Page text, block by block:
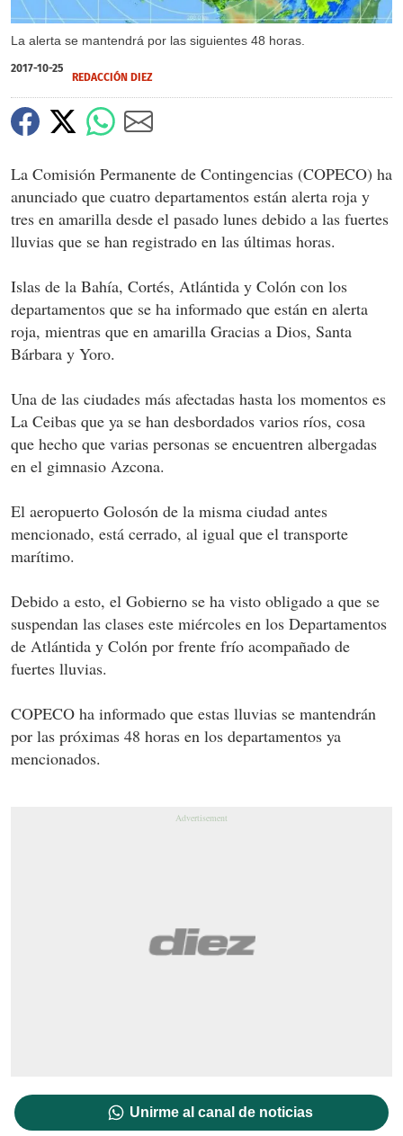
La alerta se mantendrá por las siguientes 48 horas.
2017-10-25
REDACCIÓN DIEZ
La Comisión Permanente de Contingencias (COPECO) ha
anunciado que cuatro departamentos están alerta roja y
tres en amarilla desde el pasado lunes debido a las fuertes
lluvias que se han registrado en las últimas horas.
Islas de la Bahía, Cortés, Atlántida y Colón con los
departamentos que se ha informado que están en alerta
roja, mientras que en amarilla Gracias a Dios, Santa
Bárbara y Yoro.
Una de las ciudades más afectadas hasta los momentos es
La Ceibas que ya se han desbordados varios ríos, cosa
que hecho que varias personas se encuentren albergadas
en el gimnasio Azcona.
El aeropuerto Golosón de la misma ciudad antes
mencionado, está cerrado, al igual que el transporte
marítimo.
Debido a esto, el Gobierno se ha visto obligado a que se
suspendan las clases este miércoles en los Departamentos
de Atlántida y Colón por frente frío acompañado de
fuertes lluvias.
COPECO ha informado que estas lluvias se mantendrán
por las próximas 48 horas en los departamentos ya
mencionados.
Unirme al canal de noticias